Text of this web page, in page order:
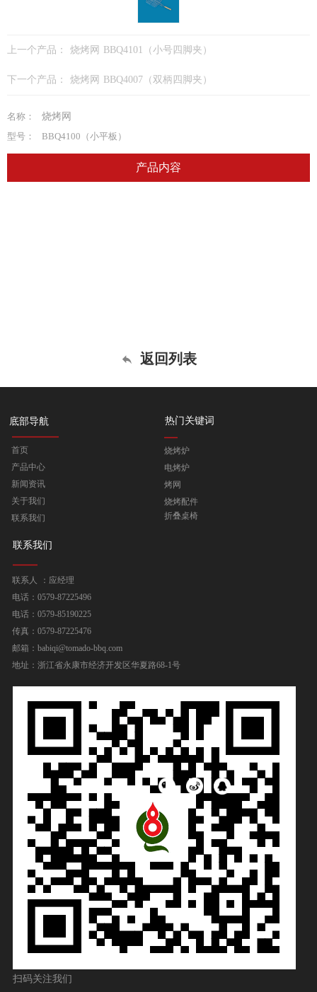
上一个产品： 烧烤网 BBQ4101（小号四脚夹）
下一个产品： 烧烤网 BBQ4007（双柄四脚夹）
名称：
烧烤网
型号：
BBQ4100（小平板）
产品内容
返回列表
底部导航
首页
产品中心
新闻资讯
关于我们
联系我们
热门关键词
烧烤炉
电烤炉
烤网
烧烤配件
折叠桌椅
联系我们
联系人 ：应经理
电话：0579-87225496
电话：0579-85190225
传真：0579-87225476
邮箱：babiqi@tomado-bbq.com
地址：浙江省永康市经济开发区华夏路68-1号
扫码关注我们